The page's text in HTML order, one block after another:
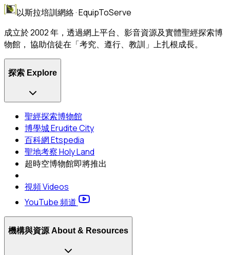
以斯拉培訓網絡 · EquipToServe
成立於 2002 年，透過網上平台、影音資源及實體聖經探索博
物館， 協助信徒在「考究、遵行、教訓」上扎根成長。
探索 Explore
聖經探索博物館
博學城 Erudite City
百科網 Etspedia
聖地考察 Holy Land
超時空博物館即將推出
視頻 Videos
YouTube 頻道
機構與資源 About & Resources